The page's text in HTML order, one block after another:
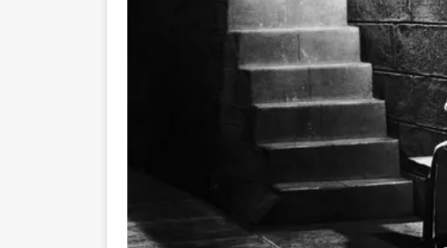
[ 02.08.2026 ] GP Gabela Polje: Vozači
[ 29.07.2026 ]
Na današnji dan, 29. srpnja
KULTURA
[ 07.08.2026 ] Srpski povjesničar o Oluji:
REGIJA